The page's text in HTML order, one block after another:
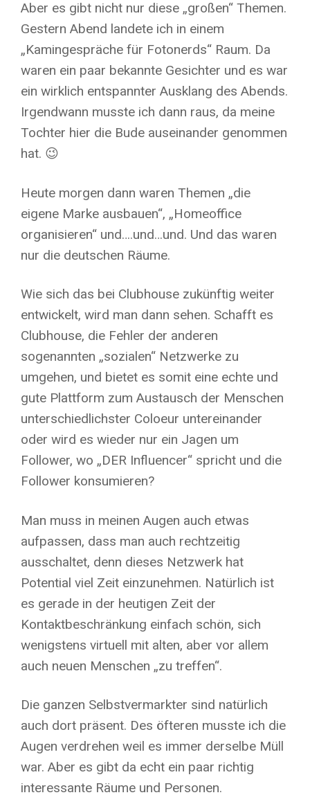
Aber es gibt nicht nur diese „großen“ Themen.
Gestern Abend landete ich in einem
„Kamingespräche für Fotonerds“ Raum. Da
waren ein paar bekannte Gesichter und es war
ein wirklich entspannter Ausklang des Abends.
Irgendwann musste ich dann raus, da meine
Tochter hier die Bude auseinander genommen
hat. 😉
Heute morgen dann waren Themen „die
eigene Marke ausbauen“, „Homeoffice
organisieren“ und….und…und. Und das waren
nur die deutschen Räume.
Wie sich das bei Clubhouse zukünftig weiter
entwickelt, wird man dann sehen. Schafft es
Clubhouse, die Fehler der anderen
sogenannten „sozialen“ Netzwerke zu
umgehen, und bietet es somit eine echte und
gute Plattform zum Austausch der Menschen
unterschiedlichster Coloeur untereinander
oder wird es wieder nur ein Jagen um
Follower, wo „DER Influencer“ spricht und die
Follower konsumieren?
Man muss in meinen Augen auch etwas
aufpassen, dass man auch rechtzeitig
ausschaltet, denn dieses Netzwerk hat
Potential viel Zeit einzunehmen. Natürlich ist
es gerade in der heutigen Zeit der
Kontaktbeschränkung einfach schön, sich
wenigstens virtuell mit alten, aber vor allem
auch neuen Menschen „zu treffen“.
Die ganzen Selbstvermarkter sind natürlich
auch dort präsent. Des öfteren musste ich die
Augen verdrehen weil es immer derselbe Müll
war. Aber es gibt da echt ein paar richtig
interessante Räume und Personen.